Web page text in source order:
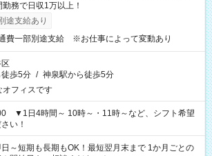
務で日収1万以上！
途支給あり
費一部別途支給 ※お仕事によって変動あり
歩5分 / 神泉駅から徒歩5分
オフィスです
▼1日4時間～ 10時～・11時～など、シフト希望
い！
日～短期も長期もOK！最短翌月末まで 1か月ごとの